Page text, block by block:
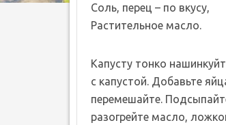
Соль, перец – по вкусу,
Растительное масло.
Капусту тонко
с капустой. Добавьте
перемешайте.
разогрейте масло,